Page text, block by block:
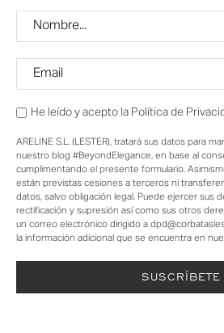
He leído y acepto la Política de
ARELINE S.L. (LESTER), tratará sus datos para
nuestro blog #BeyondElegance, en base al
cumplimentando el presente formulario.
están previstas cesiones a terceros ni
datos, salvo obligación legal. Puede ejercer sus
rectificación y supresión así como sus otros
un correo electrónico dirigido a
la información adicional que se encuentra en